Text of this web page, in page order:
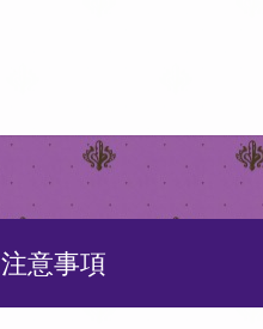
注意事項